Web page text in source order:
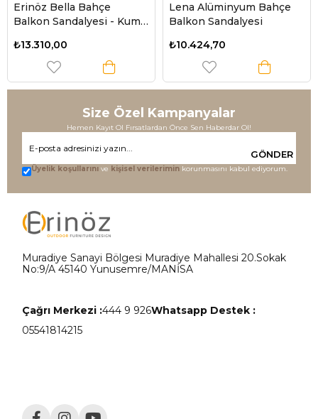
Erinöz Bella Bahçe
Balkon Sandalyesi - Kum
₺13.310,00
Lena Alüminyum Bahçe
Balkon Sandalyesi
₺10.424,70
Size Özel Kampanyalar
Hemen Kayıt Ol Fırsatlardan Önce Sen Haberdar Ol!
GÖNDER
Üyelik koşullarını ve kişisel verilerimin korunmasını kabul ediyorum.
Muradiye Sanayi Bölgesi Muradiye Mahallesi 20.Sokak
No:9/A 45140 Yunusemre/MANİSA
Çağrı Merkezi :444 9 926Whatsapp Destek :
05541814215